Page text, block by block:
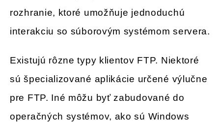
rozhranie, ktoré umožňuje jednoduchú
interakciu so súborovým systémom servera.
Existujú rôzne typy klientov FTP. Niektoré
sú špecializované aplikácie určené výlučne
pre FTP. Iné môžu byť zabudované do
operačných systémov, ako sú Windows